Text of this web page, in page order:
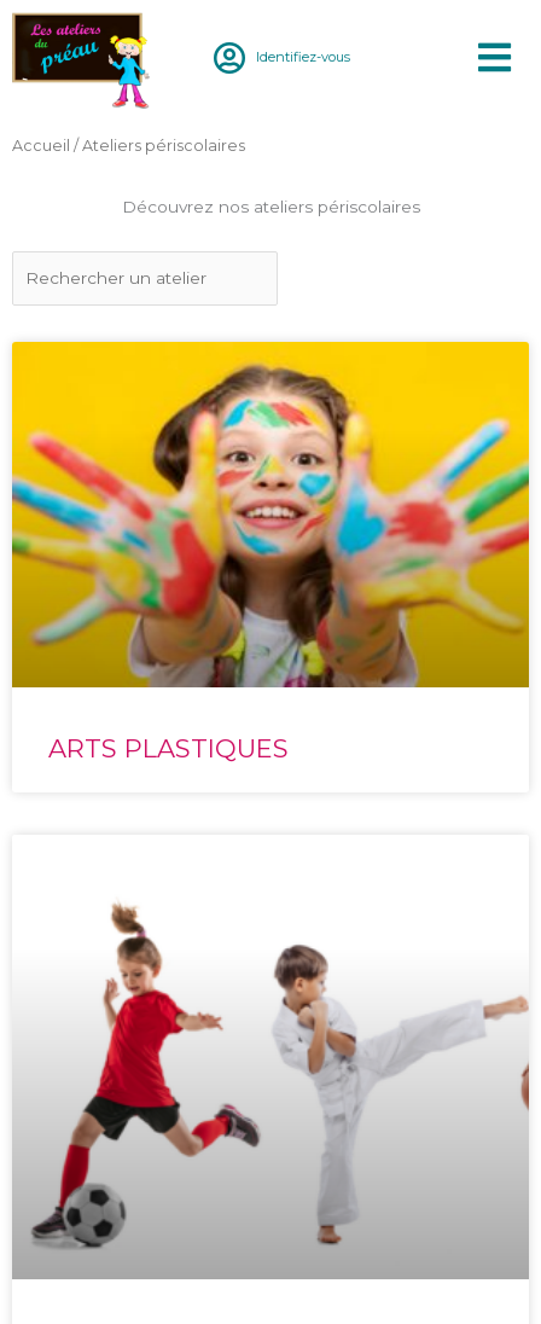
Aller
contenu
Identifiez-vous
Accueil / Ateliers périscolaires
Découvrez nos ateliers périscolaires
Rechercher
ARTS PLASTIQUES